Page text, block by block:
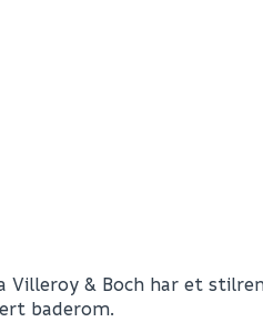
Villeroy & Boch har et
baderom.